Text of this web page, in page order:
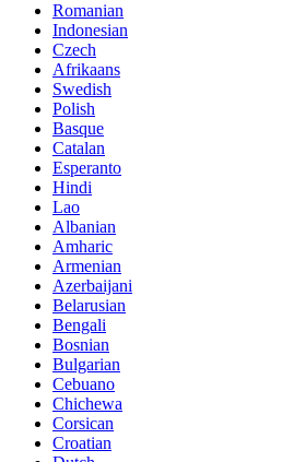
Romanian
Indonesian
Czech
Afrikaans
Swedish
Polish
Basque
Catalan
Esperanto
Hindi
Lao
Albanian
Amharic
Armenian
Azerbaijani
Belarusian
Bengali
Bosnian
Bulgarian
Cebuano
Chichewa
Corsican
Croatian